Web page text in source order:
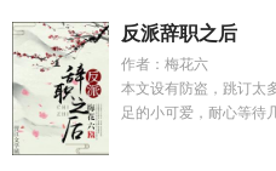
反派辞职之后
作者：梅花六
本文设有防盗，跳订太
足的小可爱，耐心等待